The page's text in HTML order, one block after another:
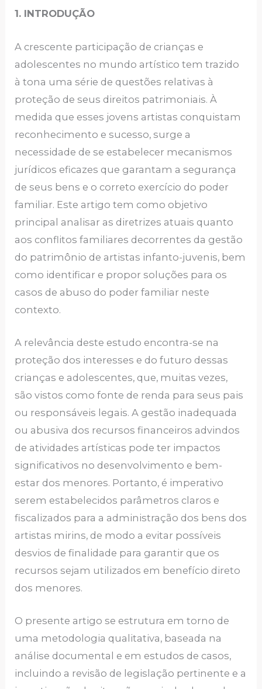
1. INTRODUÇÃO
A crescente participação de crianças e
adolescentes no mundo artístico tem trazido
à tona uma série de questões relativas à
proteção de seus direitos patrimoniais. À
medida que esses jovens artistas conquistam
reconhecimento e sucesso, surge a
necessidade de se estabelecer mecanismos
jurídicos eficazes que garantam a segurança
de seus bens e o correto exercício do poder
familiar. Este artigo tem como objetivo
principal analisar as diretrizes atuais quanto
aos conflitos familiares decorrentes da gestão
do patrimônio de artistas infanto-juvenis, bem
como identificar e propor soluções para os
casos de abuso do poder familiar neste
contexto.
A relevância deste estudo encontra-se na
proteção dos interesses e do futuro dessas
crianças e adolescentes, que, muitas vezes,
são vistos como fonte de renda para seus pais
ou responsáveis legais. A gestão inadequada
ou abusiva dos recursos financeiros advindos
de atividades artísticas pode ter impactos
significativos no desenvolvimento e bem-
estar dos menores. Portanto, é imperativo
serem estabelecidos parâmetros claros e
fiscalizados para a administração dos bens dos
artistas mirins, de modo a evitar possíveis
desvios de finalidade para garantir que os
recursos sejam utilizados em benefício direto
dos menores.
O presente artigo se estrutura em torno de
uma metodologia qualitativa, baseada na
análise documental e em estudos de casos,
incluindo a revisão de legislação pertinente e a